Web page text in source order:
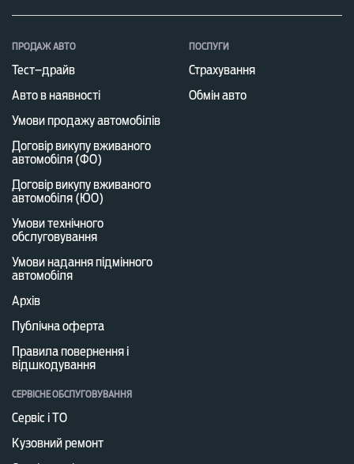
ПРОДАЖ АВТО
Тест–драйв
Авто в наявності
Умови продажу автомобілів
Договір викупу вживаного
автомобіля (ФО)
Договір викупу вживаного
автомобіля (ЮО)
Умови технічного
обслуговування
Умови надання підмінного
автомобіля
Архів
Публічна оферта
Правила повернення і
відшкодування
ПОСЛУГИ
Страхування
Обмін авто
СЕРВІСНЕ ОБСЛУГОВУВАННЯ
Сервіс і ТО
Кузовний ремонт